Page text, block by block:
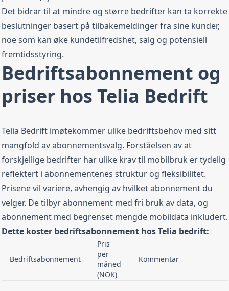
Det bidrar til at mindre og større bedrifter kan ta korrekte
beslutninger basert på tilbakemeldinger fra sine kunder,
noe som kan øke kundetilfredshet, salg og potensiell
fremtidsstyring.
Bedriftsabonnement og
priser hos Telia Bedrift
Telia Bedrift imøtekommer ulike bedriftsbehov med sitt
mangfold av abonnementsvalg. Forståelsen av at
forskjellige bedrifter har ulike krav til mobilbruk er tydelig
reflektert i abonnementenes struktur og fleksibilitet.
Prisene vil variere, avhengig av hvilket abonnement du
velger. De tilbyr abonnement med fri bruk av data, og
abonnement med begrenset mengde mobildata inkludert.
Dette koster bedriftsabonnement hos Telia bedrift:
Bedriftsabonnement
Pris
per
måned
(NOK)
Kommentar